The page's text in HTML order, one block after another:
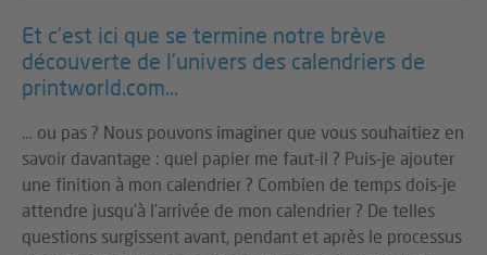
Et c’est ici que se termine notre brève
découverte de l’univers des calendriers de
printworld.com...
… ou pas ? Nous pouvons imaginer que vous souhaitiez en
savoir davantage : quel papier me faut-il ? Puis-je ajouter
une finition à mon calendrier ? Combien de temps dois-je
attendre jusqu’à l’arrivée de mon calendrier ? De telles
questions surgissent avant, pendant et après le processus